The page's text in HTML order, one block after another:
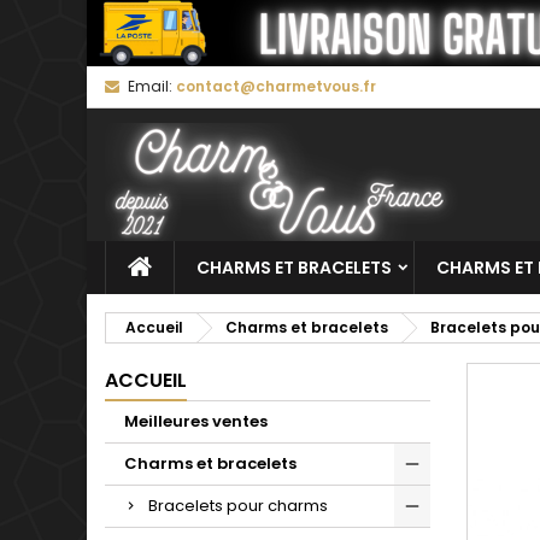
Email: contact@charmetvous.fr
CHARMS ET BRACELETS CHARMS ET
Accueil Charms et bracelets Bracelets
ACCUEIL
Meilleures ventes
Charms et bracelets
Bracelets pour charms